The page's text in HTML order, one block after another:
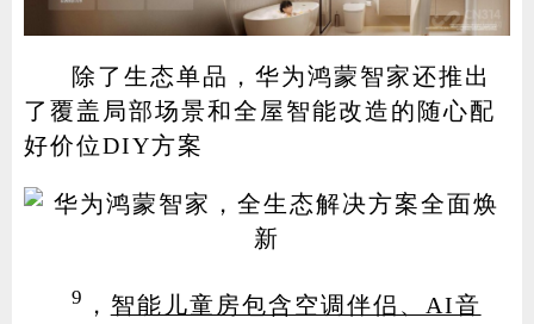
除了生态单品，华为鸿蒙智家还推出
了覆盖局部场景和全屋智能改造的随心配
好价位DIY方案
9 ， 智能儿童房包含空调伴侣、AI音